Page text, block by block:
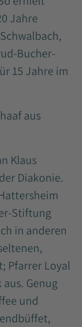
Jahre
Bucher-
15 Jahre im
aus
Klaus
Diakonie.
Stiftung
in anderen
Pfarrer Loyal
Genug
und